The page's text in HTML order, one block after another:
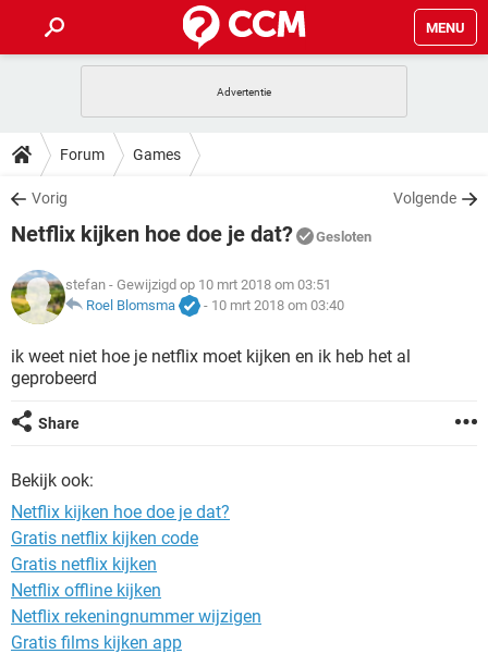
MENU
INSTAGRAM
NETFLIX
GRATIS SNAPCHAT
TIKTOK
HOW-TO
VIDEOBELLEN
GRATIS SNAPCHAT
TIKTOK
DOWNLOADS
VIDEOBELLEN GAMES
INSTAGRAM
NETFLIX CORONAVIRUS
SNAPCHAT
TIKTOK
VIDEOBELLEN GAMES
INSTAGRAM
NETFLIX CORONAVIRUS
ARTIKELEN
VIDEOBELLEN GAMES
INSTAGRAM
NETFLIX
TIKTOK
Forum Games
Vorig Volgende
Netflix kijken hoe doe je dat? Gesloten
stefan - Gewijzigd op 10 mrt 2018 om 03:51
Roel Blomsma
- 10 mrt 2018 om 03:40
ik weet niet hoe je netflix moet kijken en ik heb het al
geprobeerd
Share
Bekijk ook:
Netflix kijken hoe doe je dat?
Gratis netflix kijken code
Gratis netflix kijken
Netflix offline kijken
Netflix rekeningnummer wijzigen
Gratis films kijken app